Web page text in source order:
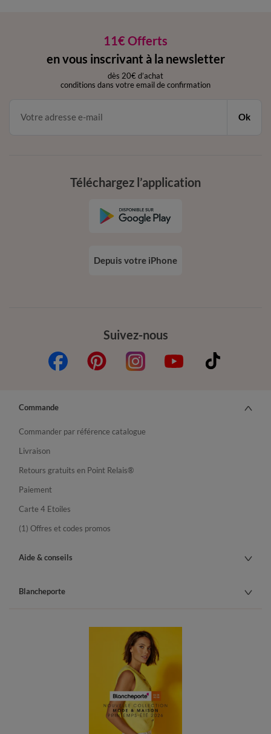
11€ Offerts
en vous inscrivant à la newsletter
dès 20€ d’achat
conditions dans votre email de confirmation
Ok
Suivez-nous
Téléchargez l’application
Depuis votre iPhone
Commande
Commander par référence catalogue
Livraison
Retours gratuits en Point Relais®
Paiement
Carte 4 Etoiles
(1) Offres et codes promos
Aide & conseils
Blancheporte